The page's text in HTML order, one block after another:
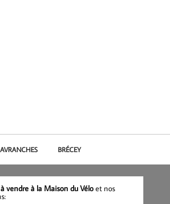
AVRANCHES BRÉCEY
vendre à la Maison du Véloet nos